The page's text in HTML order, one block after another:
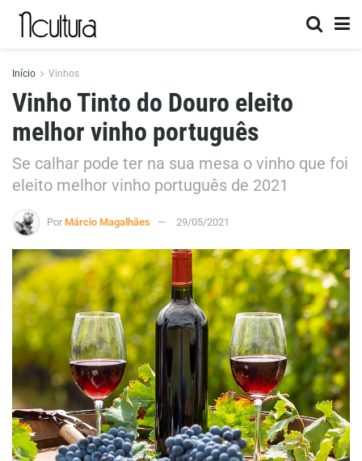
Início Vinhos
Vinho Tinto do Douro eleito
melhor vinho português
Se calhar pode ter na sua mesa o vinho que foi
eleito melhor vinho português de 2021
Por Márcio Magalhães 29/05/2021